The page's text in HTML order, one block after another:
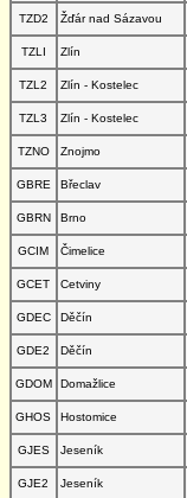
TZD2
Žďár nad Sázavou
TZLI
Zlín
TZL2
Zlín - Kostelec
TZL3
Zlín - Kostelec
TZNO
Znojmo
GBRE
Břeclav
GBRN
Brno
GCIM
Čimelice
GCET
Cetviny
GDEC
Děčín
GDE2
Děčín
GDOM
Domažlice
GHOS
Hostomice
GJES
Jeseník
GJE2
Jeseník